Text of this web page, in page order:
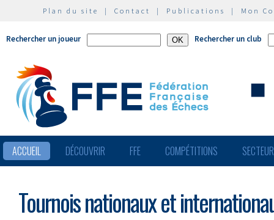
Plan du site | Contact | Publications | Mon
Rechercher un joueur Rechercher un club
ACCUEIL DÉCOUVRIR FFE COMPÉTITIONS
Tournois nationaux et